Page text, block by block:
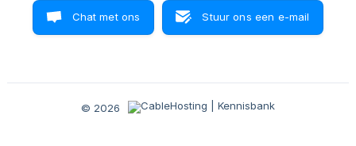
Chat met ons Stuur ons een e-mail
© 2026